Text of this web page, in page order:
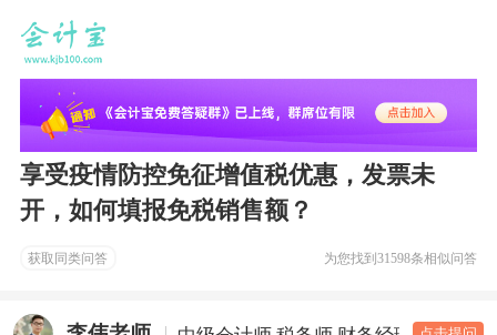
享受疫情防控免征增值税优惠，发票未
开，如何填报免税销售额？
获取同类问答 为您找到31598条相似问答